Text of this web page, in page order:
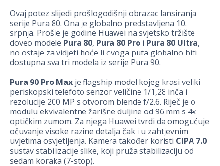
Ovaj potez slijedi prošlogodišnji obrazac lansiranja
serije Pura 80. Ona je globalno predstavljena 10.
srpnja. Prošle je godine Huawei na svjetsko tržište
doveo modele Pura 80, Pura 80 Pro i Pura 80 Ultra,
no ostaje za vidjeti hoće li ovoga puta globalno biti
dostupna sva tri modela iz serije Pura 90.
Pura 90 Pro Max je flagship model kojeg krasi veliki
periskopski telefoto senzor veličine 1/1,28 inča i
rezolucije 200 MP s otvorom blende f/2.6. Riječ je o
modulu ekvivalentne žarišne duljine od 96 mm s 4x
optičkim zumom. Za njega Huawei tvrdi da omogućuje
očuvanje visoke razine detalja čak i u zahtjevnim
uvjetima osvjetljenja. Kamera također koristi CIPA 7.0
sustav stabilizacije slike, koji pruža stabilizaciju od
sedam koraka (7-stop).